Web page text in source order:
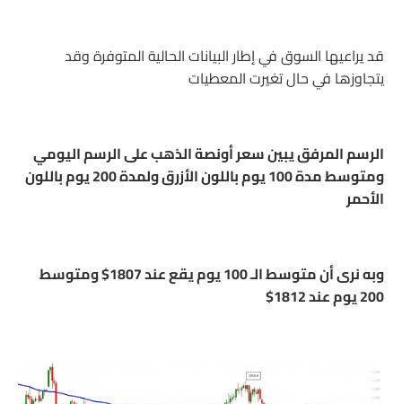
قد يراعيها السوق في إطار البيانات الحالية المتوفرة وقد
يتجاوزها في حال تغيرت المعطيات
الرسم المرفق يبين سعر أونصة الذهب على الرسم اليومي
ومتوسط مدة 100 يوم باللون الأزرق ولمدة 200 يوم باللون
الأحمر
وبه نرى أن متوسط الـ 100 يوم يقع عند 1807$ ومتوسط
200 يوم عند 1812$